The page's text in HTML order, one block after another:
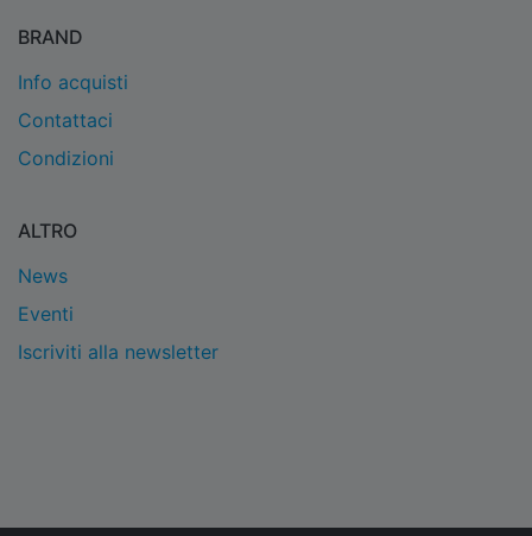
BRAND
Info acquisti
Contattaci
Condizioni
ALTRO
News
Eventi
Iscriviti alla newsletter